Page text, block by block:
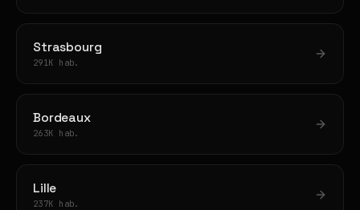
Strasbourg
291K hab.
Bordeaux
263K hab.
Lille
237K hab.